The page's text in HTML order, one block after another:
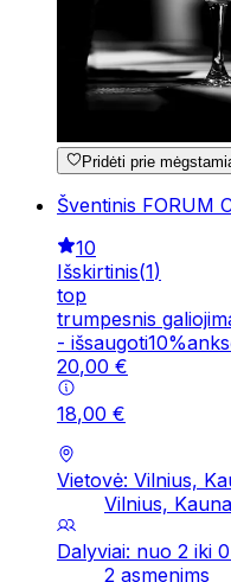
Pridėti prie
Šventinis FORUM
10
Išskirtinis(1)
top
trumpesnis
- išsaugoti10%
20,00 €
18,00 €
Vietovė: Vilnius,
Vilnius,
Dalyviai: nuo 2 iki
2 asmenims